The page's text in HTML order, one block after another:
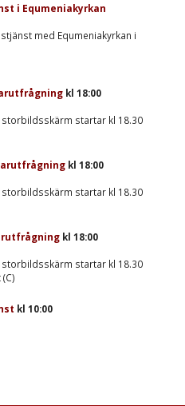
i Equmeniakyrkan
med Equmeniakyrkan i
kl 18:00
storbildsskärm startar kl 18.30
kl 18:00
storbildsskärm startar kl 18.30
kl 18:00
storbildsskärm startar kl 18.30
kl 10:00